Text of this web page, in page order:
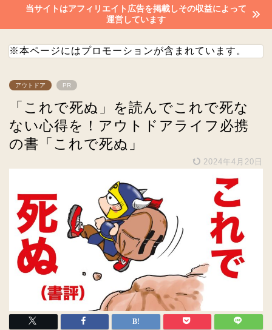
当サイトはアフィリエイト広告を掲載しその収益によって
運営しています
※本ページにはプロモーションが含まれています。
アウトドア PR
「これで死ぬ」を読んでこれで死な
ない心得を！アウトドアライフ必携
の書「これで死ぬ」
2024年4月20日